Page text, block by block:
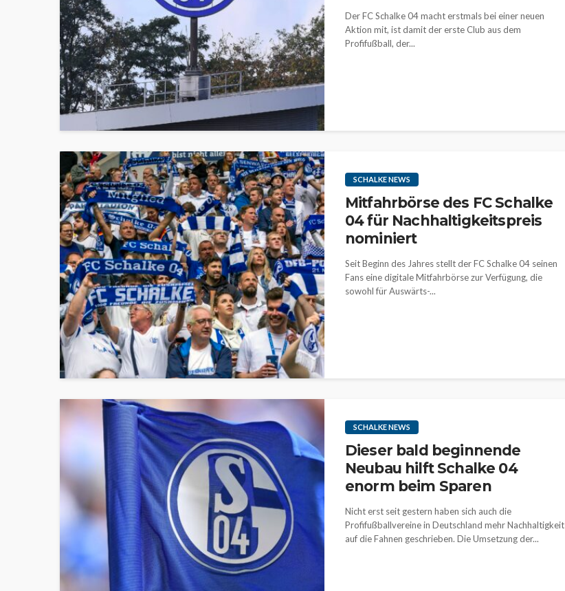
Der FC Schalke 04 macht erstmals bei einer neuen
Aktion mit, ist damit der erste Club aus dem
Profifußball, der...
SCHALKE NEWS
Mitfahrbörse des FC Schalke
04 für Nachhaltigkeitspreis
nominiert
Seit Beginn des Jahres stellt der FC Schalke 04 seinen
Fans eine digitale Mitfahrbörse zur Verfügung, die
sowohl für Auswärts-...
SCHALKE NEWS
Dieser bald beginnende
Neubau hilft Schalke 04
enorm beim Sparen
Nicht erst seit gestern haben sich auch die
Profifußballvereine in Deutschland mehr Nachhaltigkeit
auf die Fahnen geschrieben. Die Umsetzung der...